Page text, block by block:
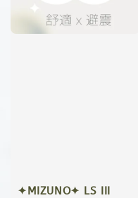
✦MIZUNO✦ LS III